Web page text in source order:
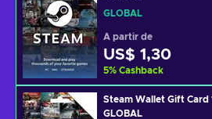
GLOBAL
A partir de
US$ 1,30
5% Cashback
Steam Wallet Gift Card
GLOBAL